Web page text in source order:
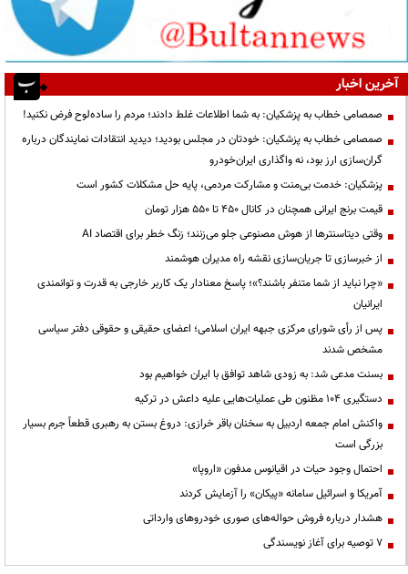
آخرین اخبار
صمصامی خطاب به پزشکیان: به شما اطلاعات غلط دادند؛ مردم را ساده‌لوح فرض نکنید!
صمصامی خطاب به پزشکیان: خودتان در مجلس بودید؛ دیدید انتقادات نمایندگان درباره
گران‌سازی ارز بود، نه واگذاری ایران‌خودرو
پزشکیان: خدمت بی‌منت و مشارکت مردمی، پایه حل مشکلات کشور است
قیمت‌ برنج ایرانی همچنان در کانال ۴۵۰ تا ۵۵۰ هزار تومان
وقتی دیتاسنترها از هوش مصنوعی جلو می‌زنند؛ زنگ خطر برای اقتصاد AI
از خبرسازی تا جریان‌سازی نقشه راه مدیران هوشمند
«چرا نباید از شما متنفر باشند؟»؛ پاسخ معنادار یک کاربر خارجی به قدرت و توانمندی
ایرانیان
پس از رأی شورای مرکزی جبهه ایران اسلامی؛ اعضای حقیقی و حقوقی دفتر سیاسی
مشخص شدند
بسنت مدعی شد: به زودی شاهد توافق با ایران خواهیم بود
دستگیری ۱۰۴ مظنون طی عملیات‌هایی علیه داعش در ترکیه
واکنش امام جمعه اردبیل به سخنان باقر خرازی: دروغ بستن به رهبری قطعاً جرم بسیار
بزرگی است
احتمال وجود حیات در اقیانوس مدفون «اروپا»
آمریکا و اسرائیل سامانه «پیکان» را آزمایش کردند
هشدار درباره فروش حواله‌های صوری خودروهای وارداتی
۷ توصیه برای آغاز نویسندگی